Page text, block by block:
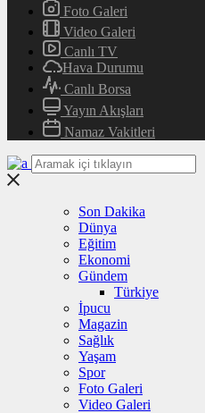
Foto Galeri
Video Galeri
Canlı TV
Hava Durumu
Canlı Borsa
Yayın Akışları
Namaz Vakitleri
Son Dakika
Dünya
Eğitim
Ekonomi
Gündem
Türkiye
İpucu
Magazin
Sağlık
Yaşam
Spor
Foto Galeri
Video Galeri